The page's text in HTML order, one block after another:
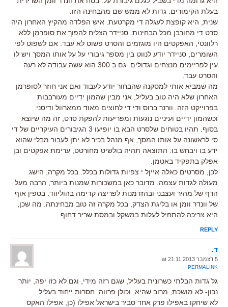
בעלת הקימורים. גדות לא ממש שם מהבחינה הזו.
שנית, היא קופצת לעגלה די מקרטעת. איש הפלדה מהקיץ האחרון היה
סרט די מחורבן מכל הבחינות. סניידר הצליח להפוך את סופרמן ללא
רלוונטי, האפקטים היו מוגזמים והסרט פשוט לא עבד. אם לשפוט לפי
השומרים, סניידר יודע לנווט בין מספר גיבורי על על אותו המסך ויש לו
עין לפריימים מנצחים וגדולים. גם ב 300 הוא עשה עבודה לא רעה
והסרט עבד.
מה שמביא אותי למסקנה שהבחור יודע לעבוד ואם אני חוזר לסופרמן
האחרון שלא היה טוב בעליל, אני מבין שהמון ידיים מעורבבות
בפרוייקט הזה. וורנר ברוס ודי די לחוצים מאוד ממארוול ודיסני
וכשהמון ידיים ועיניים נוגעות ומפריעות להפקת סרט, זה מה שיוצא
בסוף. תהיו בטוחים שלסרט הבא בו יופיעו 3 הגיבורים העיקריים של די
סי לראשונה על אותו המסך, אף מנהל בכיר לא יתן לעבור מבלי שהוא
ידע בו ויבחש בו. התוצאה תהיה בולשיט מחורטט, ערימת אפקטים ובן
אפלק בתפקיד באטמן.
לכן, מסרטים כאלה אייןל י צפיות גדולות בכלל. בכל מקרה, הישג
מעולה לגדות עצמה. מדובר כאן במשכורות שמנות ביותר, הרבה מעל
הרף של מהיר ועצבני ובהזדמנות לפריצה קדימה בהוליווד. בספין אוף
של וונדר וומן או בליגת הצדק, בכל מקרה זה טוב מבחינתה. מה שכן,
היא צריכה להתחיל לעלות במשקל ובמסת שריר דחוף.
REPLY
ד.
5 דצמבר 2013 at 21:11
PERMALINK
גל גדות הבלתי כשרונית בעליל, שגם רזה מידי, וגם לא כזו יפה, יותר
נכון- לא מושכת, מרוב שהיא, וכולן פרווה. חסרות ייחוד בעליל.
לא שיחקו באפילו פרק אחד סביר בישראל אפילו (כן, אפילו האקס